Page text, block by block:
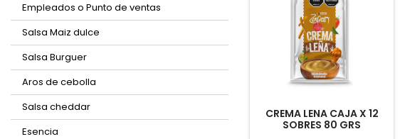
Empleados o Punto de ventas
Salsa Maiz dulce
Salsa Burguer
Aros de cebolla
Salsa cheddar
Esencia
CREMA LENA CAJA X 12
SOBRES 80 GRS